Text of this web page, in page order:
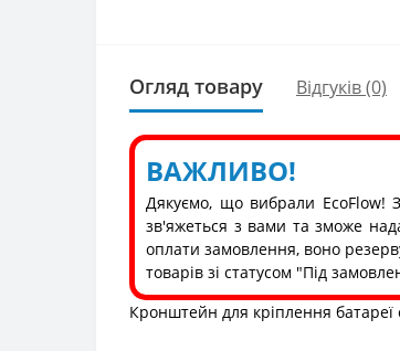
Огляд товару Відгуків (0)
ВАЖЛИВО!
Дякуємо, що вибрали EcoFlow!
зв'яжеться з вами та зможе
оплати замовлення, воно
товарів зі статусом "Під
Кронштейн для кріплення батареї